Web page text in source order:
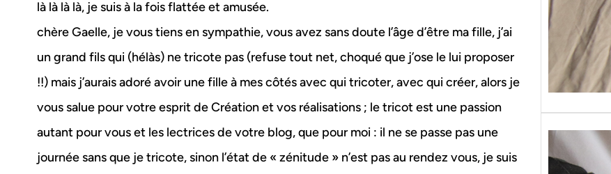
là là là là, je suis à la fois flattée et amusée.
chère Gaelle, je vous tiens en sympathie, vous avez sans doute l’âge d’être ma fille, j’ai
un grand fils qui (hélàs) ne tricote pas (refuse tout net, choqué que j’ose le lui proposer
!!) mais j’aurais adoré avoir une fille à mes côtés avec qui tricoter, avec qui créer, alors je
vous salue pour votre esprit de Création et vos réalisations ; le tricot est une passion
autant pour vous et les lectrices de votre blog, que pour moi : il ne se passe pas une
journée sans que je tricote, sinon l’état de « zénitude » n’est pas au rendez vous, je suis